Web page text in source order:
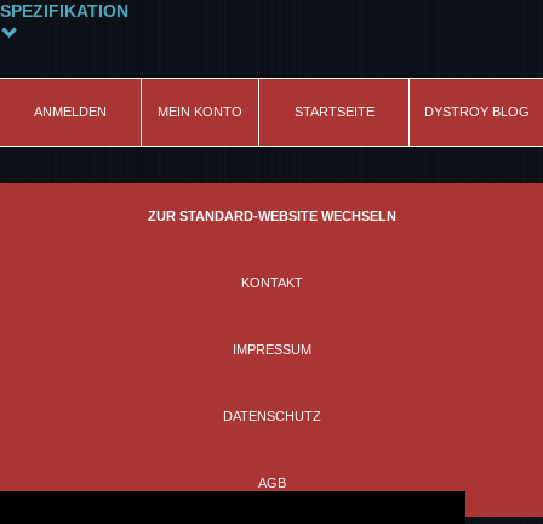
SPEZIFIKATION
olive
Ärmellos
ANMELDEN MEIN KONTO STARTSEITE DYSTROY BLOG
ZUR STANDARD-WEBSITE WECHSELN
KONTAKT
IMPRESSUM
DATENSCHUTZ
AGB